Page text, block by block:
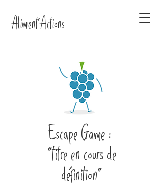
Aliment'Actions
Escape Game :
"titre en cours de
définition"